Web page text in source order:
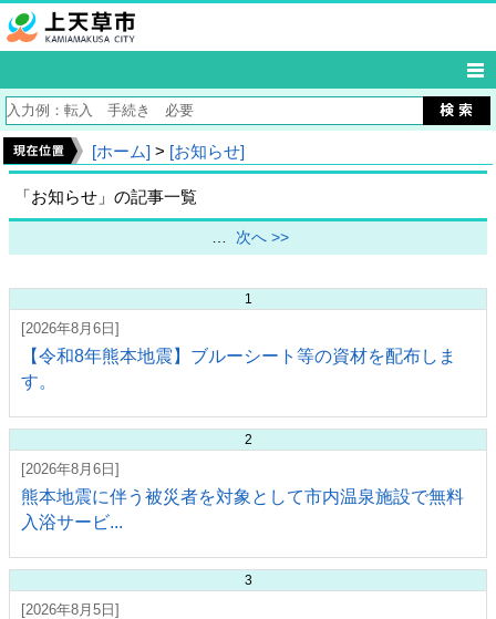
[ホーム] > [お知らせ]
「お知らせ」の記事一覧
… 次へ >>
1
[2026年8月6日]
【令和8年熊本地震】ブルーシート等の資材を配布しま
す。
2
[2026年8月6日]
熊本地震に伴う被災者を対象として市内温泉施設で無料
入浴サービ...
3
[2026年8月5日]